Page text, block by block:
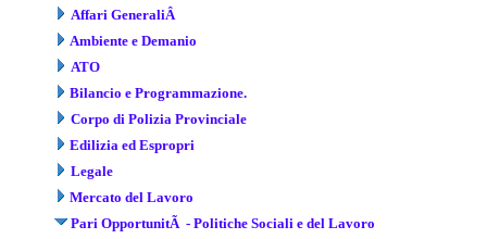
Affari GeneraliÂ
Ambiente e Demanio
ATO
Bilancio e Programmazione.
Corpo di Polizia Provinciale
Edilizia ed Espropri
Legale
Mercato del Lavoro
Pari OpportunitÃ - Politiche Sociali e del Lavoro